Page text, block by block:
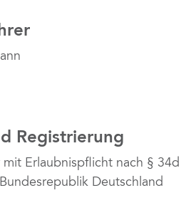
Registrierung
mit Erlaubnispflicht nach § 34d
Deutschland